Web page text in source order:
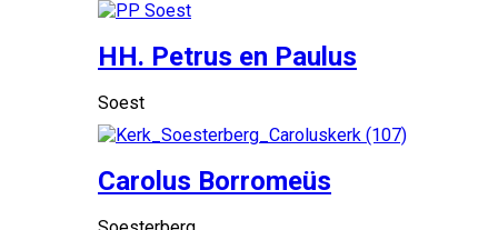
HH. Petrus en Paulus
Soest
Carolus Borromeüs